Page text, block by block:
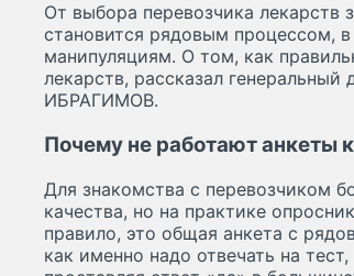
От выбора перевозчика лекарств
становится рядовым процессом,
манипуляциям. О том, как
лекарств, рассказал
ИБРАГИМОВ.
Почему не работают анкеты
Для знакомства с перевозчиком
качества, но на практике
правило, это общая анкета с
как именно надо отвечать на